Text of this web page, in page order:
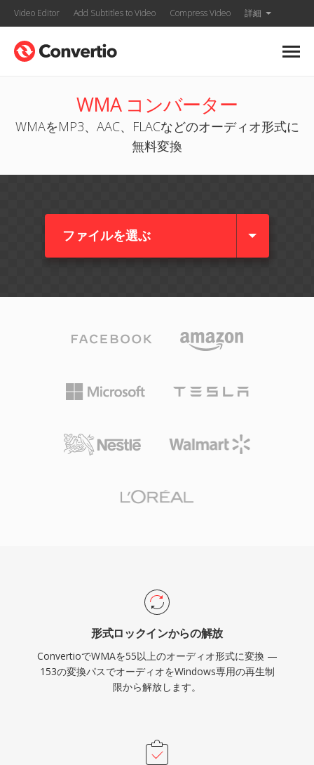
Video Editor Add Subtitles to Video Compress Video 詳細
WMA コンバーター
WMAをMP3、AAC、FLACなどのオーディオ形式に
無料変換
ファイルを選ぶ
形式ロックインからの解放
ConvertioでWMAを55以上のオーディオ形式に変換 —
153の変換パスでオーディオをWindows専用の再生制
限から解放します。